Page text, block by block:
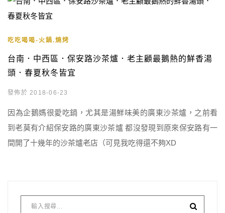
吃吃喝喝-火鍋.燒烤
台南．中西區．保安路沙茶爐．老主顧最鵝熱的鮮香湯
頭．春夏秋冬皆宜
發佈於 2018-06-23
因為企鵝媽很愛吃鍋，尤其是湯鮮味美的廣東沙茶爐，之前看
到老莫有介紹保安路的廣東沙茶爐 都沒發現到原來保安路有一
間開了十幾年的沙茶爐老店（可見我吃得還不夠XD